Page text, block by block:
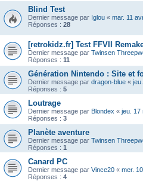
Blind Test
Dernier message par Iglou « mar. 11
Réponses : 28
[retrokidz.fr] Test FFVII
Dernier message par Twinsen
Réponses : 11
Génération Nintendo : Site et
Dernier message par dragon-blue «
Réponses : 5
Loutrage
Dernier message par Blondex « jeu. 17
Réponses : 3
Planète aventure
Dernier message par Twinsen
Réponses : 1
Canard PC
Dernier message par Vince20 « mer.
Réponses : 4